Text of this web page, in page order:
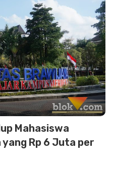
Mahasiswa
yang Rp 6 Juta per